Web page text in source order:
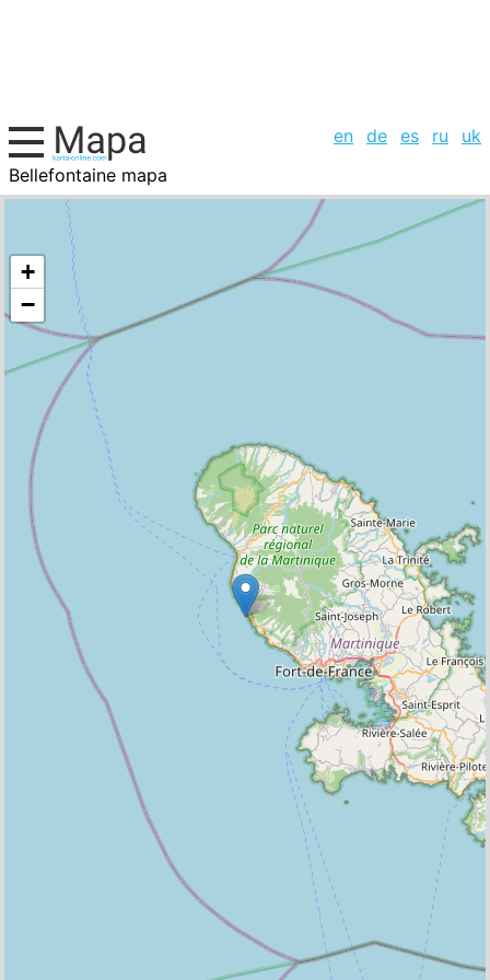
en de es ru
uk
Bellefontaine mapa
Martinica, la lista de ciudades
+
−